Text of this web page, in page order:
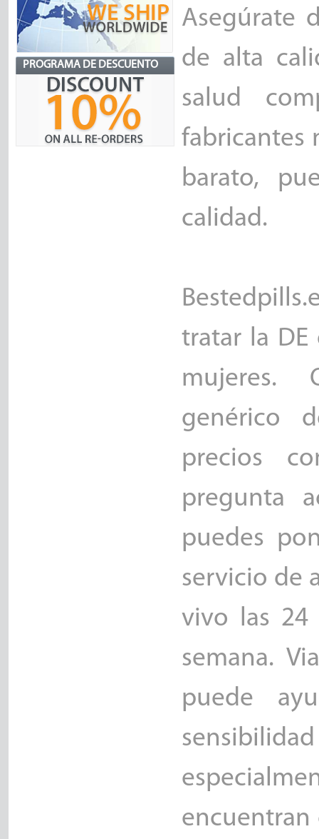
PROGRAMA DE DESCUENTO
Asegúrate
de alta
salud
fabricantes
barato,
calidad.
tratar la
mujeres.
genérico
precios
pregunta
puedes
servicio de
vivo las
semana.
puede
encuentran